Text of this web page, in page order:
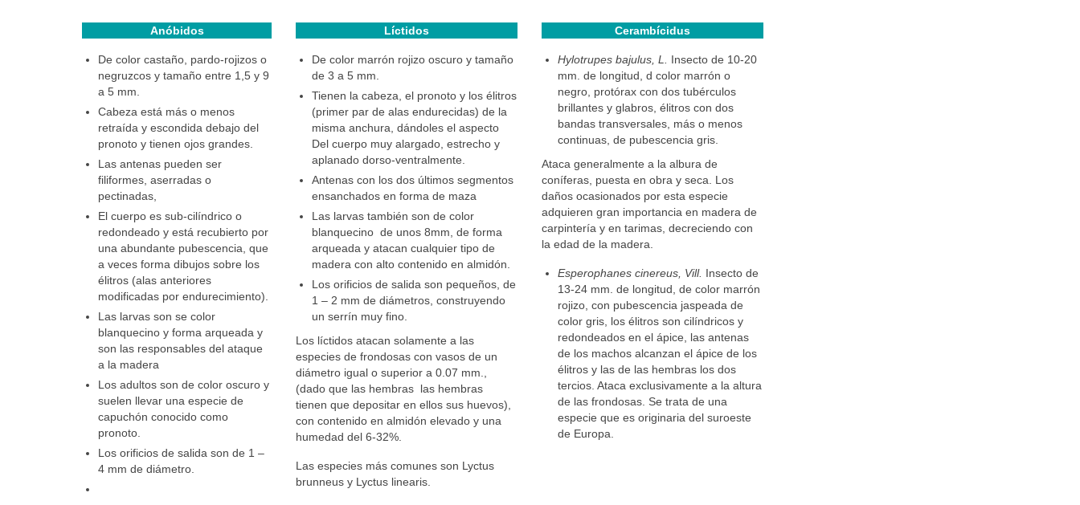
Anóbidos
De color castaño, pardo-rojizos o
negruzcos y tamaño entre 1,5 y 9
a 5 mm.
Cabeza está más o menos
retraída y escondida debajo del
pronoto y tienen ojos grandes.
Las antenas pueden ser
filiformes, aserradas o
pectinadas,
El cuerpo es sub-cilíndrico o
redondeado y está recubierto por
una abundante pubescencia, que
a veces forma dibujos sobre los
élitros (alas anteriores
modificadas por endurecimiento).
Las larvas son se color
blanquecino y forma arqueada y
son las responsables del ataque
a la madera
Los adultos son de color oscuro y
suelen llevar una especie de
capuchón conocido como
pronoto.
Los orificios de salida son de 1 –
4 mm de diámetro.
Líctidos
De color marrón rojizo oscuro y tamaño
de 3 a 5 mm.
Tienen la cabeza, el pronoto y los élitros
(primer par de alas endurecidas) de la
misma anchura, dándoles el aspecto
Del cuerpo muy alargado, estrecho y
aplanado dorso-ventralmente.
Antenas con los dos últimos segmentos
ensanchados en forma de maza
Las larvas también son de color
blanquecino de unos 8mm, de forma
arqueada y atacan cualquier tipo de
madera con alto contenido en almidón.
Los orificios de salida son pequeños, de
1 – 2 mm de diámetros, construyendo
un serrín muy fino.
Los líctidos atacan solamente a las
especies de frondosas con vasos de un
diámetro igual o superior a 0.07 mm.,
(dado que las hembras las hembras
tienen que depositar en ellos sus huevos),
con contenido en almidón elevado y una
humedad del 6-32%.
Las especies más comunes son Lyctus
brunneus y Lyctus linearis.
Cerambícidus
Hylotrupes bajulus, L.
Insecto de 10-20
mm. de longitud, d color marrón o
negro, protórax con dos tubérculos
brillantes y glabros, élitros con dos
bandas transversales, más o menos
continuas, de pubescencia gris.
Ataca generalmente a la albura de
coníferas, puesta en obra y seca. Los
daños ocasionados por esta especie
adquieren gran importancia en madera de
carpintería y en tarimas, decreciendo con
la edad de la madera.
Esperophanes cinereus, Vill. Insecto de
13-24 mm. de longitud, de color marrón
rojizo, con pubescencia jaspeada de
color gris, los élitros son cilíndricos y
redondeados en el ápice, las antenas
de los machos alcanzan el ápice de los
élitros y las de las hembras los dos
tercios. Ataca exclusivamente a la altura
de las frondosas. Se trata de una
especie que es originaria del suroeste
de Europa.